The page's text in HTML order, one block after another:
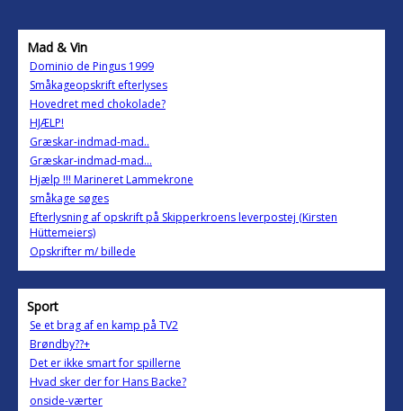
Mad & Vin
Dominio de Pingus 1999
Småkageopskrift efterlyses
Hovedret med chokolade?
HJÆLP!
Græskar-indmad-mad..
Græskar-indmad-mad...
Hjælp !!! Marineret Lammekrone
småkage søges
Efterlysning af opskrift på Skipperkroens leverpostej (Kirsten
Hüttemeiers)
Opskrifter m/ billede
Sport
Se et brag af en kamp på TV2
Brøndby??+
Det er ikke smart for spillerne
Hvad sker der for Hans Backe?
onside-værter